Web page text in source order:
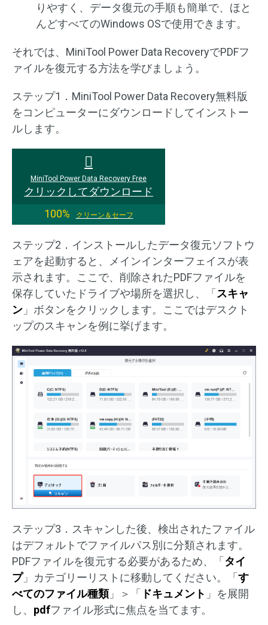
りやすく、データ復元の手順も簡単で、ほと
んどすべてのWindows OSで使用できます。
それでは、MiniTool Power Data RecoveryでPDFフ
ァイルを復元する方法を学びましょう。
ステップ1．MiniTool Power Data Recovery無料版
をコンピューターにダウンロードしてインストー
ルします。
MiniTool Power Data Recovery Free
クリックしてダウンロード
100%
クリーン＆セーフ
ステップ2．インストールしたデータ復元ソフトウ
ェアを起動すると、メインインターフェイスが表
示されます。ここで、削除されたPDFファイルを
保存していたドライブや場所を選択し、「 スキャ
ン 」ボタンをクリックします。ここではデスクト
ップのスキャンを例に挙げます。
ステップ3．スキャンした後、検出されたファイル
はデフォルトでファイルパス別に分類されます。
PDFファイルを復元する必要があるため、「 タイ
プ」カテゴリーリストに移動してください。「 す
べてのファイル種類」＞「 ドキュメント 」を展開
し、 pdfファイル形式に焦点を当てます。